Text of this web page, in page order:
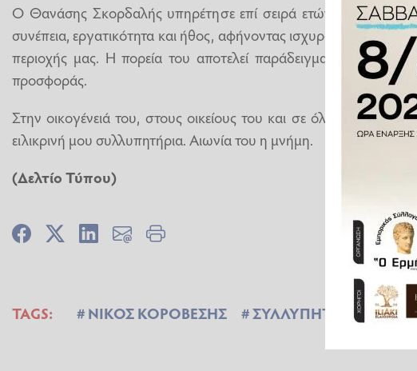
Ο Θανάσης Σκορδαλής υπηρέτησε επί σειρά ετών τον
συνέπεια, εργατικότητα και ήθος, αφήνοντας ισχυρό αποτύπωμα
περιοχής μας. Η πορεία του αποτελεί παράδειγμα ενεργού
προσφοράς.
Στην οικογένειά του, στους οικείους του και σε όλους όσοι
ειλικρινή μου συλλυπητήρια. Αιωνία του η μνήμη.
(Δελτίο Τύπου)
TAGS: ΝΙΚΟΣ ΚΟΡΟΒΕΣΗΣ ΣΥΛΛΥΠΗΤΗΡΙΑ